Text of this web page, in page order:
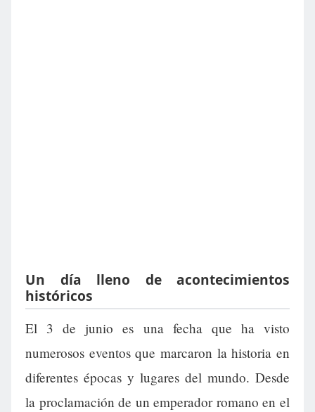
Un día lleno de acontecimientos
históricos
El 3 de junio es una fecha que ha visto
numerosos eventos que marcaron la historia en
diferentes épocas y lugares del mundo. Desde
la proclamación de un emperador romano en el